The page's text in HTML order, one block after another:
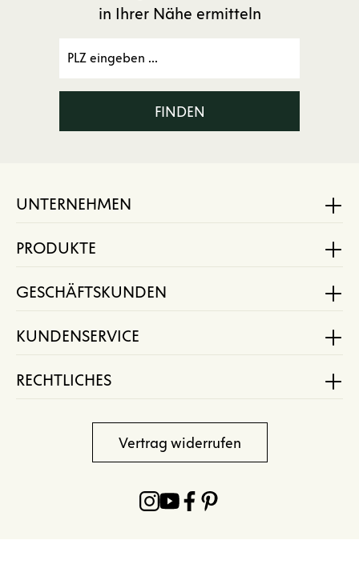
in Ihrer Nähe ermitteln
FINDEN
UNTERNEHMEN
PRODUKTE
GESCHÄFTSKUNDEN
KUNDENSERVICE
RECHTLICHES
Vertrag widerrufen